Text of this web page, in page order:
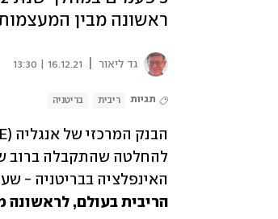
ראשונה מבין
גד ליאור 16.12.21 | 13:30
תגיות ריבית בריטניה
האינפלציה בבריטניה -
הריבית בעולם, לראשונה